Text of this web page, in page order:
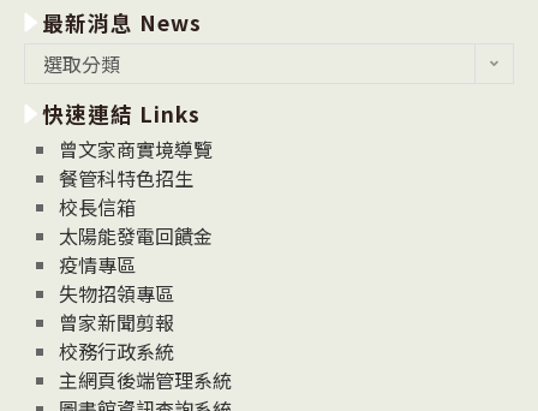
最新消息 News
消
息
News
選取分類
快速連結 Links
曾文家商實境導覽
餐管科特色招生
校長信箱
太陽能發電回饋金
疫情專區
失物招領專區
曾家新聞剪報
校務行政系統
主網頁後端管理系統